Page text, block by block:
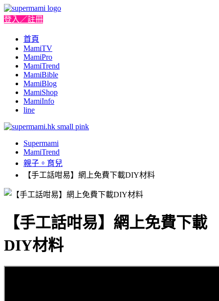
登入／註冊
首頁
MamiTV
MamiPro
MamiTrend
MamiBible
MamiBlog
MamiShop
MamiInfo
line
Supermami
MamiTrend
親子。育兒
【手工話咁易】網上免費下載DIY材料
【手工話咁易】網上免費下載
DIY材料